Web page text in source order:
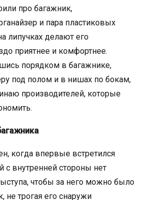
про багажник,
и пара пластиковых
липучках делают его
приятнее и комфортнее.
порядком в багажнике,
под полом и в нишах по бокам,
производителей, которые
когда впервые встретился
с внутренней стороны нет
чтобы за него можно было
не трогая его снаружи